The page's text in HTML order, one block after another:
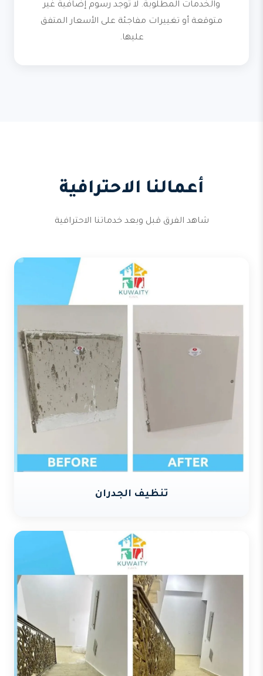
والخدمات المطلوبة. لا توجد رسوم إضافية غير
متوقعة أو تغييرات مفاجئة على الأسعار المتفق
عليها.
أعمالنا الاحترافية
شاهد الفرق قبل وبعد خدماتنا الاحترافية
تنظيف الجدران